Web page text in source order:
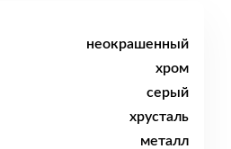
неокрашенный
хром
серый
хрусталь
металл